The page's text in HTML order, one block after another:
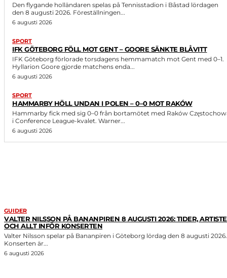
Den flygande holländaren spelas på Tennisstadion i Båstad lördagen
den 8 augusti 2026. Föreställningen...
6 augusti 2026
SPORT
IFK GÖTEBORG FÖLL MOT GENT – GOORE SÄNKTE BLÅVITT
IFK Göteborg förlorade torsdagens hemmamatch mot Gent med 0–1.
Hyllarion Goore gjorde matchens enda...
6 augusti 2026
SPORT
HAMMARBY HÖLL UNDAN I POLEN – 0–0 MOT RAKÓW
Hammarby fick med sig 0–0 från bortamötet med Raków
i Conference League-kvalet. Warner...
6 augusti 2026
GUIDER
VALTER NILSSON PÅ BANANPIREN 8 AUGUSTI 2026: TIDER,
OCH ALLT INFÖR KONSERTEN
Valter Nilsson spelar på Bananpiren i Göteborg lördag den 8 augusti 2026.
Konserten är...
6 augusti 2026